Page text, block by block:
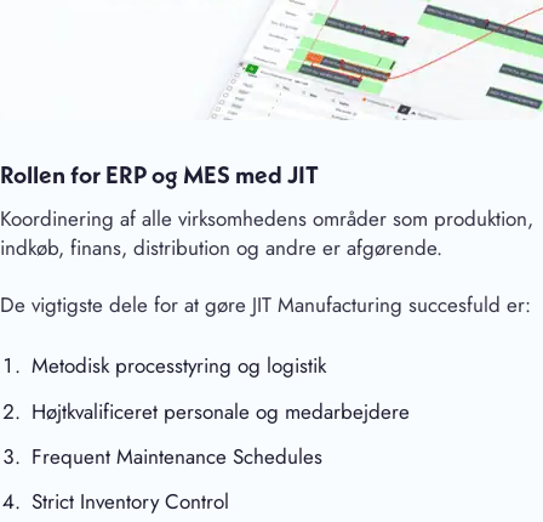
Rollen for ERP og MES med JIT
Koordinering af alle virksomhedens områder som produktion,
indkøb, finans, distribution og andre er afgørende.
De vigtigste dele for at gøre JIT Manufacturing succesfuld er:
Metodisk processtyring og logistik
Højtkvalificeret personale og medarbejdere
Frequent Maintenance Schedules
Strict Inventory Control